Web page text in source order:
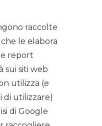
raccolte
le elabora
report
sui siti web
utilizza (e
di utilizzare)
di Google